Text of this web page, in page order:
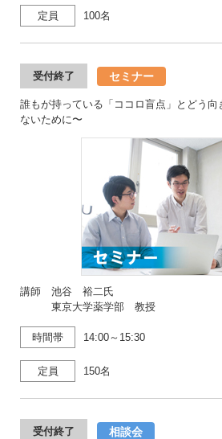
定員 100名
受付終了 セミナー
誰もが持っている「ココロ盲点」とどう
ないために〜
講師 池谷 裕二氏
東京大学薬学部 教授
時間帯 14:00～15:30
定員 150名
受付終了 相談会